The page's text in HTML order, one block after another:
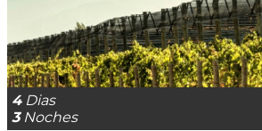
4Dias
3Noches